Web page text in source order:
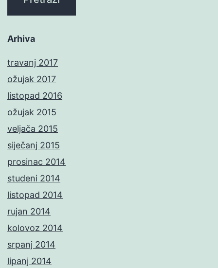
Arhiva
travanj 2017
ožujak 2017
listopad 2016
ožujak 2015
veljača 2015
siječanj 2015
prosinac 2014
studeni 2014
listopad 2014
rujan 2014
kolovoz 2014
srpanj 2014
lipanj 2014